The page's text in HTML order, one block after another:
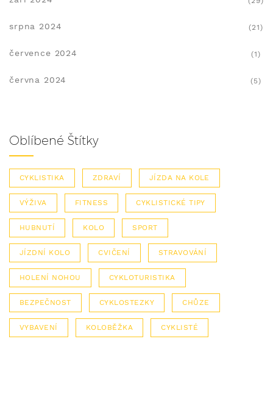
srpna 2024 (21)
července 2024 (1)
června 2024 (5)
Oblíbené Štítky
CYKLISTIKA ZDRAVÍ JÍZDA NA KOLE
VÝŽIVA FITNESS CYKLISTICKÉ TIPY
HUBNUTÍ KOLO SPORT
JÍZDNÍ KOLO CVIČENÍ STRAVOVÁNÍ
HOLENÍ NOHOU CYKLOTURISTIKA
BEZPEČNOST CYKLOSTEZKY CHŮZE
VYBAVENÍ KOLOBĚŽKA CYKLISTÉ